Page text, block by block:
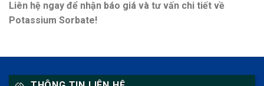
Liên hệ ngay để nhận báo giá và tư vấn chi tiết về
Potassium Sorbate!